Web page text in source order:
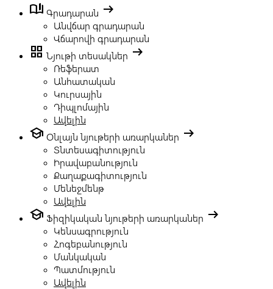
book_ribbon Գրադարան arrow_right_alt
Անվճար գրադարան
Վճարովի գրադարան
grid_view Նյութի տեսակներ arrow_right_alt
Ռեֆերատ
Անհատական
Կուրսային
Դիպլոմային
Ավելին
school Օնլայն նյութերի առարկաներ arrow_right_alt
Տնտեսագիտություն
Իրավաբանություն
Քաղաքագիտություն
Մենեջմենթ
Ավելին
school Ֆիզիկական նյութերի առարկաներ arrow_right_alt
Կենսագրություն
Հոգեբանություն
Մանկական
Պատմություն
Ավելին